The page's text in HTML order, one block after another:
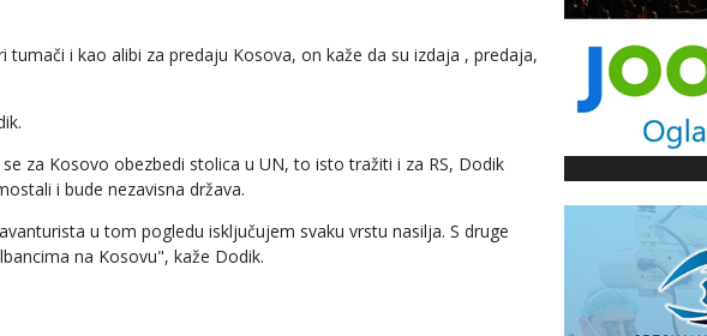
i kao alibi za predaju Kosova, on kaže da su izdaja , predaja,
za Kosovo obezbedi stolica u UN, to isto tražiti i za RS, Dodik
i bude nezavisna država.
u tom pogledu isključujem svaku vrstu nasilja. S druge
na Kosovu", kaže Dodik.